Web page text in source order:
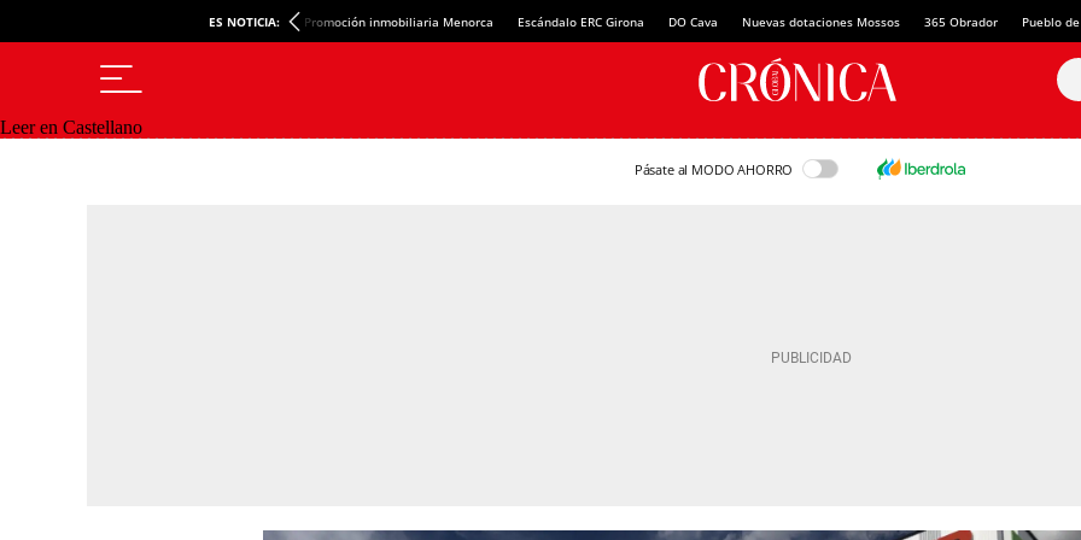
ES NOTICIA: Promoción inmobiliaria Menorca Escándalo ERC Girona DO Cava Nuevas dotaciones Mossos 365 Obrador Pueblo
Leer en Castellano
Pásate al MODO AHORRO